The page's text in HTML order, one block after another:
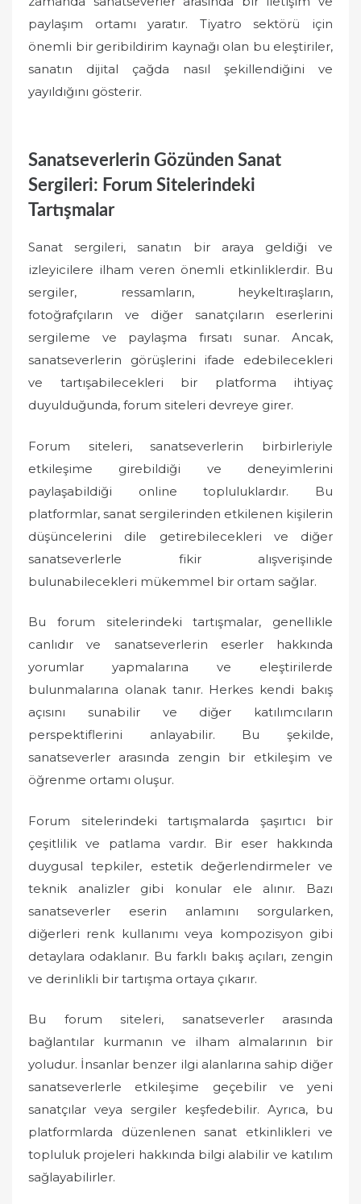
paylaşım ortamı yaratır. Tiyatro sektörü için
önemli bir geribildirim kaynağı olan bu eleştiriler,
sanatın dijital çağda nasıl şekillendiğini ve
yayıldığını gösterir.
Sanatseverlerin Gözünden Sanat
Sergileri: Forum Sitelerindeki
Tartışmalar
Sanat sergileri, sanatın bir araya geldiği ve
izleyicilere ilham veren önemli etkinliklerdir. Bu
sergiler, ressamların, heykeltıraşların,
fotoğrafçıların ve diğer sanatçıların eserlerini
sergileme ve paylaşma fırsatı sunar. Ancak,
sanatseverlerin görüşlerini ifade edebilecekleri
ve tartışabilecekleri bir platforma ihtiyaç
duyulduğunda, forum siteleri devreye girer.
Forum siteleri, sanatseverlerin birbirleriyle
etkileşime girebildiği ve deneyimlerini
paylaşabildiği online topluluklardır. Bu
platformlar, sanat sergilerinden etkilenen kişilerin
düşüncelerini dile getirebilecekleri ve diğer
sanatseverlerle fikir alışverişinde
bulunabilecekleri mükemmel bir ortam sağlar.
Bu forum sitelerindeki tartışmalar, genellikle
canlıdır ve sanatseverlerin eserler hakkında
yorumlar yapmalarına ve eleştirilerde
bulunmalarına olanak tanır. Herkes kendi bakış
açısını sunabilir ve diğer katılımcıların
perspektiflerini anlayabilir. Bu şekilde,
sanatseverler arasında zengin bir etkileşim ve
öğrenme ortamı oluşur.
Forum sitelerindeki tartışmalarda şaşırtıcı bir
çeşitlilik ve patlama vardır. Bir eser hakkında
duygusal tepkiler, estetik değerlendirmeler ve
teknik analizler gibi konular ele alınır. Bazı
sanatseverler eserin anlamını sorgularken,
diğerleri renk kullanımı veya kompozisyon gibi
detaylara odaklanır. Bu farklı bakış açıları, zengin
ve derinlikli bir tartışma ortaya çıkarır.
Bu forum siteleri, sanatseverler arasında
bağlantılar kurmanın ve ilham almalarının bir
yoludur. İnsanlar benzer ilgi alanlarına sahip diğer
sanatseverlerle etkileşime geçebilir ve yeni
sanatçılar veya sergiler keşfedebilir. Ayrıca, bu
platformlarda düzenlenen sanat etkinlikleri ve
topluluk projeleri hakkında bilgi alabilir ve katılım
sağlayabilirler.